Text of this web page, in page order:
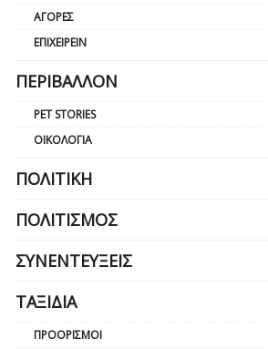
ΑΓΟΡΈΣ
ΕΠΙΧΕΙΡΕΊΝ
ΠΕΡΙΒΆΛΛΟΝ
PET STORIES
ΟΙΚΟΛΟΓΊΑ
ΠΟΛΙΤΙΚΉ
ΠΟΛΙΤΙΣΜΌΣ
ΣΥΝΕΝΤΕΎΞΕΙΣ
ΤΑΞΊΔΙΑ
ΠΡΟΟΡΙΣΜΟΊ